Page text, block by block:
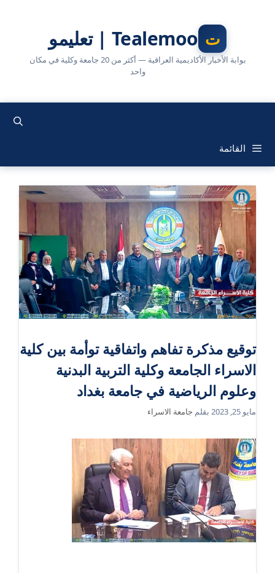
Tealemoo | تعليمو
بوابة الأخبار الأكاديمية العراقية — أكثر من 20 جامعة وكلية في مكان
واحد
القائمة
توقيع مذكرة تفاهم واتفاقية توأمة بين كلية
الاسراء الجامعة وكلية التربية البدنية
وعلوم الرياضية في جامعة بغداد
مايو 25, 2023 بقلم جامعة الاسراء